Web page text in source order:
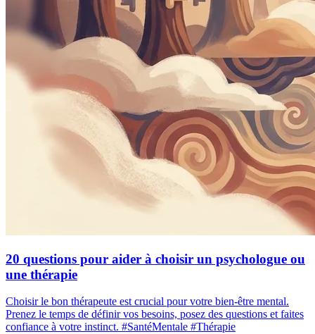
20 questions pour aider à choisir un psychologue ou
une thérapie
Choisir le bon thérapeute est crucial pour votre bien-être mental.
Prenez le temps de définir vos besoins, posez des questions et faites
confiance à votre instinct. #SantéMentale #Thérapie